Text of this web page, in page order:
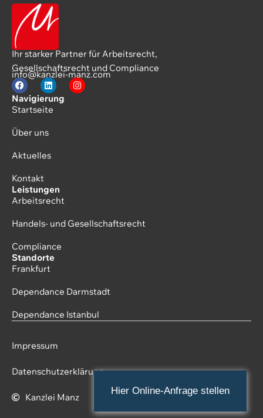
Ihr starker Partner für Arbeitsrecht,
Gesellschaftsrecht und Compliance
info@kanzlei-manz.com
Navigierung
Startseite
Über uns
Aktuelles
Kontakt
Leistungen
Arbeitsrecht
Handels- und Gesellschaftsrecht
Compliance
Standorte
Frankfurt
Dependance Darmstadt
Dependance Istanbul
Impressum
Datenschutzerklärung
Kanzlei Manz
Hier Online-Anfrage stellen